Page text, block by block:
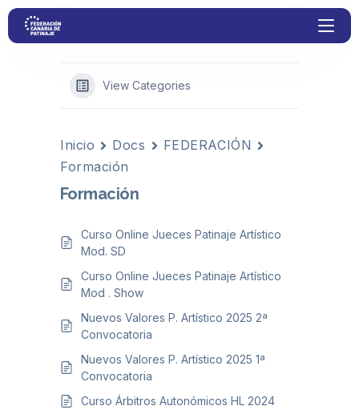
View Categories
Inicio Docs
FEDERACIÓN
Formación
Formación
Curso Online Jueces Patinaje Artístico
Mod. SD
Curso Online Jueces Patinaje Artístico
Mod . Show
Nuevos Valores P. Artístico 2025 2ª
Convocatoria
Nuevos Valores P. Artístico 2025 1ª
Convocatoria
Curso Árbitros Autonómicos HL 2024
Competiciones
Transparencia
Documentación
Formación